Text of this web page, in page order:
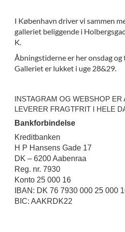
I København driver vi sammen
galleriet beliggende i
K.
Åbningstiderne er her onsdag
Galleriet er lukket i uge 28&29.
INSTAGRAM OG WEBSHOP ER
LEVERER FRAGTFRIT I HELE
Bankforbindelse
Kreditbanken
H P Hansens Gade 17
DK – 6200 Aabenraa
Reg. nr. 7930
Konto 25 000 16
IBAN: DK 76 7930 000 25 000
BIC: AAKRDK22